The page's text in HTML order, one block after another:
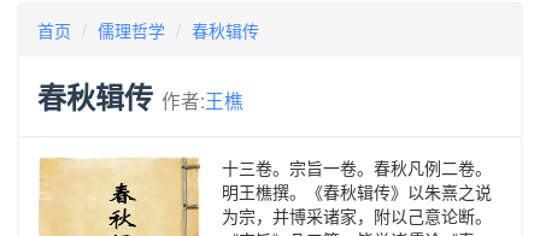
首页 儒理哲学 春秋辑传
春秋辑传 作者:王樵
十三卷。宗旨一卷。春秋凡例二卷。
明王樵撰。《春秋辑传》以朱熹之说
为宗，并博采诸家，附以己意论断。